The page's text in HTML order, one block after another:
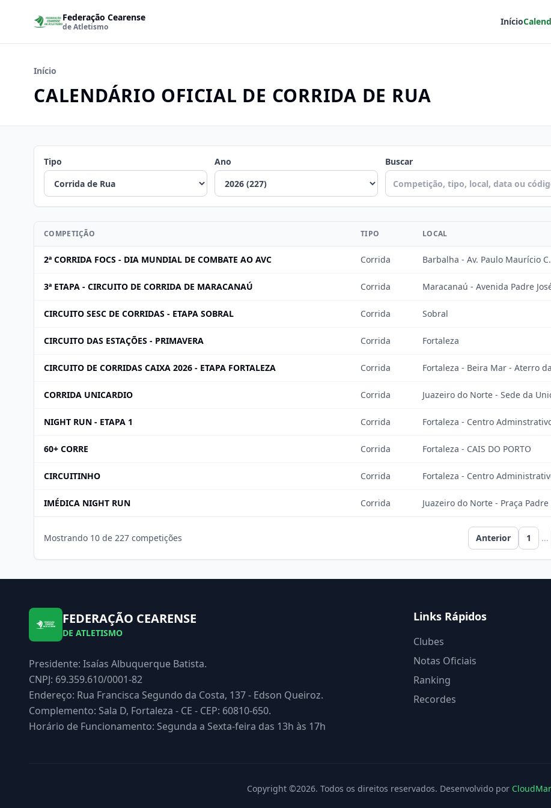
Federação Cearense
de Atletismo Início
Início
CALENDÁRIO OFICIAL DE CORRIDA DE RUA
Tipo Ano
Buscar
COMPETIÇÃO TIPO LOCAL
2ª CORRIDA FOCS - DIA MUNDIAL DE COMBATE AO AVC Corrida Barbalha - Av. Paulo Maurício
3ª ETAPA - CIRCUITO DE CORRIDA DE MARACANAÚ Corrida Maracanaú - Avenida Padre
CIRCUITO SESC DE CORRIDAS - ETAPA SOBRAL Corrida Sobral
CIRCUITO DAS ESTAÇÕES - PRIMAVERA Corrida Fortaleza
CIRCUITO DE CORRIDAS CAIXA 2026 - ETAPA FORTALEZA Corrida Fortaleza - Beira Mar - Aterro
CORRIDA UNICARDIO Corrida Juazeiro do Norte - Sede da
NIGHT RUN - ETAPA 1 Corrida Fortaleza - Centro
60+ CORRE Corrida Fortaleza - CAIS DO PORTO
CIRCUITINHO Corrida Fortaleza - Centro
IMÉDICA NIGHT RUN Corrida Juazeiro do Norte - Praça
Mostrando 10 de 227 competições Anterior 1 ...
FEDERAÇÃO CEARENSE
DE ATLETISMO
Presidente: Isaías Albuquerque Batista.
CNPJ: 69.359.610/0001-82
Endereço: Rua Francisca Segundo da Costa, 137 - Edson Queiroz.
Complemento: Sala D, Fortaleza - CE - CEP: 60810-650.
Horário de Funcionamento: Segunda a Sexta-feira das 13h às 17h
Links Rápidos
Clubes
Notas Oficiais
Ranking
Recordes
Copyright ©2026. Todos os direitos reservados. Desenvolvido por